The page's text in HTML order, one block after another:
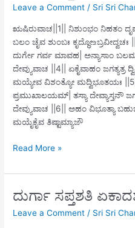
Leave a Comment / Sri Sri
ಋಷಿರುವಾಚ||1|| ನಿಶುಂಭಂ ನಿಹತಂ
ಬಲಂ ಚೈವ ಶುಂಬಃ
ದುರ್ಗೇ ಗರ್ವ ಮಾವಹ| ಅನ್ಯಾಸಾಂ
ದೇವ್ಯುವಾಚ ||4|| ಏಕೈವಾಹಂ ಜಗತ್ಯತ್ರ
ಮಯ್ಯೇವ ವಿಶಂತ್ಯೋ ಮದ್ವಿಭೂತಯಃ ||5||
ಪ್ರಮುಖಾಲಯಮ್| ತಸ್ಯಾ ದೇವ್ಯಾಸ್ತನೌ
ದೇವ್ಯುವಾಚ ||6|| ಅಹಂ ವಿಭೂತ್ಯಾ
ಮಯೈಕೈವ ತಿಷ್ಟಾಮ್ಯಾಜೌ
ದುರ್ಗಾ
ದಶಮೋ ‌உಧ್ಯಾಯಃ
Read More »
ದುರ್ಗಾ ಸಪ್ತಶತಿ
Leave a Comment / Sri Sri